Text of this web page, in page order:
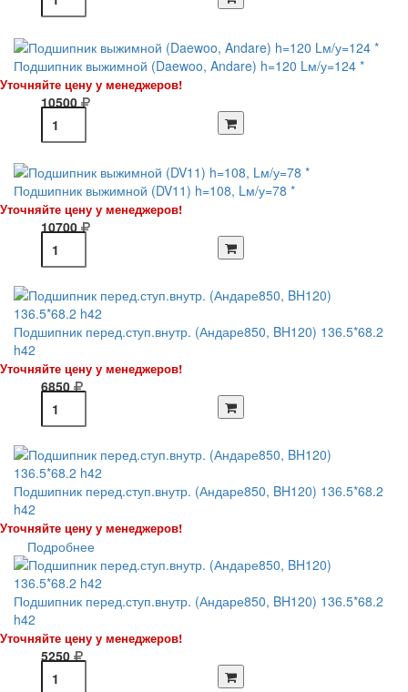
Подшипник выжимной (Daewoo, Andare) h=120 Lм/у=124 *
Уточняйте цену у менеджеров!
10500
Подшипник выжимной (DV11) h=108, Lм/у=78 *
Уточняйте цену у менеджеров!
10700
Подшипник перед.ступ.внутр. (Андаре850, BH120) 136.5*68.2
h42
Уточняйте цену у менеджеров!
6850
Подшипник перед.ступ.внутр. (Андаре850, BH120) 136.5*68.2
h42
Уточняйте цену у менеджеров!
Подробнее
Подшипник перед.ступ.внутр. (Андаре850, BH120) 136.5*68.2
h42
Уточняйте цену у менеджеров!
5250